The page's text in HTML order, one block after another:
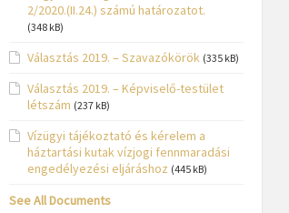
2/2020.(II.24.) számú határozatot.
(348 kB)
Választás 2019. – Szavazókörök (335 kB)
Választás 2019. – Képviselő-testület
létszám (237 kB)
Vízügyi tájékoztató és kérelem a
háztartási kutak vízjogi fennmaradási
engedélyezési eljáráshoz (445 kB)
See All Documents